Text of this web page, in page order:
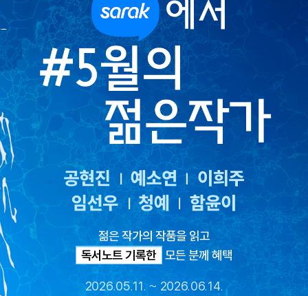
젊은 작가의 작품을 읽고
독서모임 참여한
독서노트 기록한 모든 분께 혜택
2026.05.11. ~ 2026.06.14.